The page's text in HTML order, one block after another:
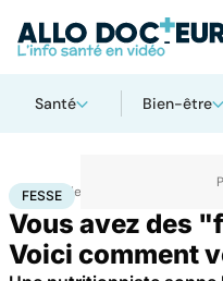
Santé Bien-être
Accueil Bien-être
FESSE
Vous avez des
Voici comment